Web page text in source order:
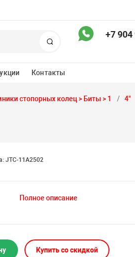
Поиск
+7 904
Контакты
стопорных колец > Биты > 1 4"
JTC-11A2502
Полное описание
Купить со скидкой